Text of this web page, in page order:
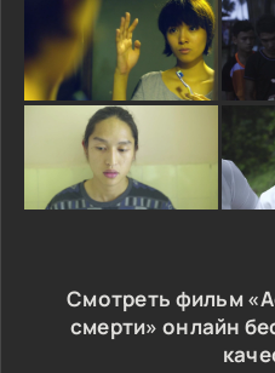
Смотреть фильм
смерти» онлайн